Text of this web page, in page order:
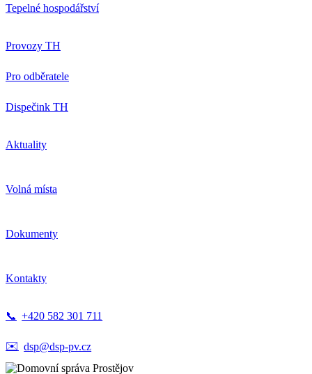
Tepelné hospodářství
Provozy TH
Pro odběratele
Dispečink TH
Aktuality
Volná místa
Dokumenty
Kontakty
📞 +420 582 301 711
✉️ dsp@dsp-pv.cz